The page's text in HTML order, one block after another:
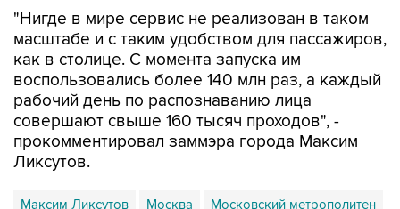
"Нигде в мире сервис не реализован в таком
масштабе и с таким удобством для пассажиров,
как в столице. С момента запуска им
воспользовались более 140 млн раз, а каждый
рабочий день по распознаванию лица
совершают свыше 160 тысяч проходов", -
прокомментировал заммэра города Максим
Ликсутов.
Максим Ликсутов Москва Московский метрополитен